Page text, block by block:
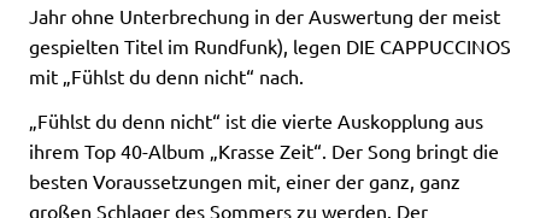
Jahr ohne Unterbrechung in der Auswertung der meist
gespielten Titel im Rundfunk), legen DIE CAPPUCCINOS
mit „Fühlst du denn nicht“ nach.
„Fühlst du denn nicht“ ist die vierte Auskopplung aus
ihrem Top 40-Album „Krasse Zeit“. Der Song bringt die
besten Voraussetzungen mit, einer der ganz, ganz
großen Schlager des Sommers zu werden. Der